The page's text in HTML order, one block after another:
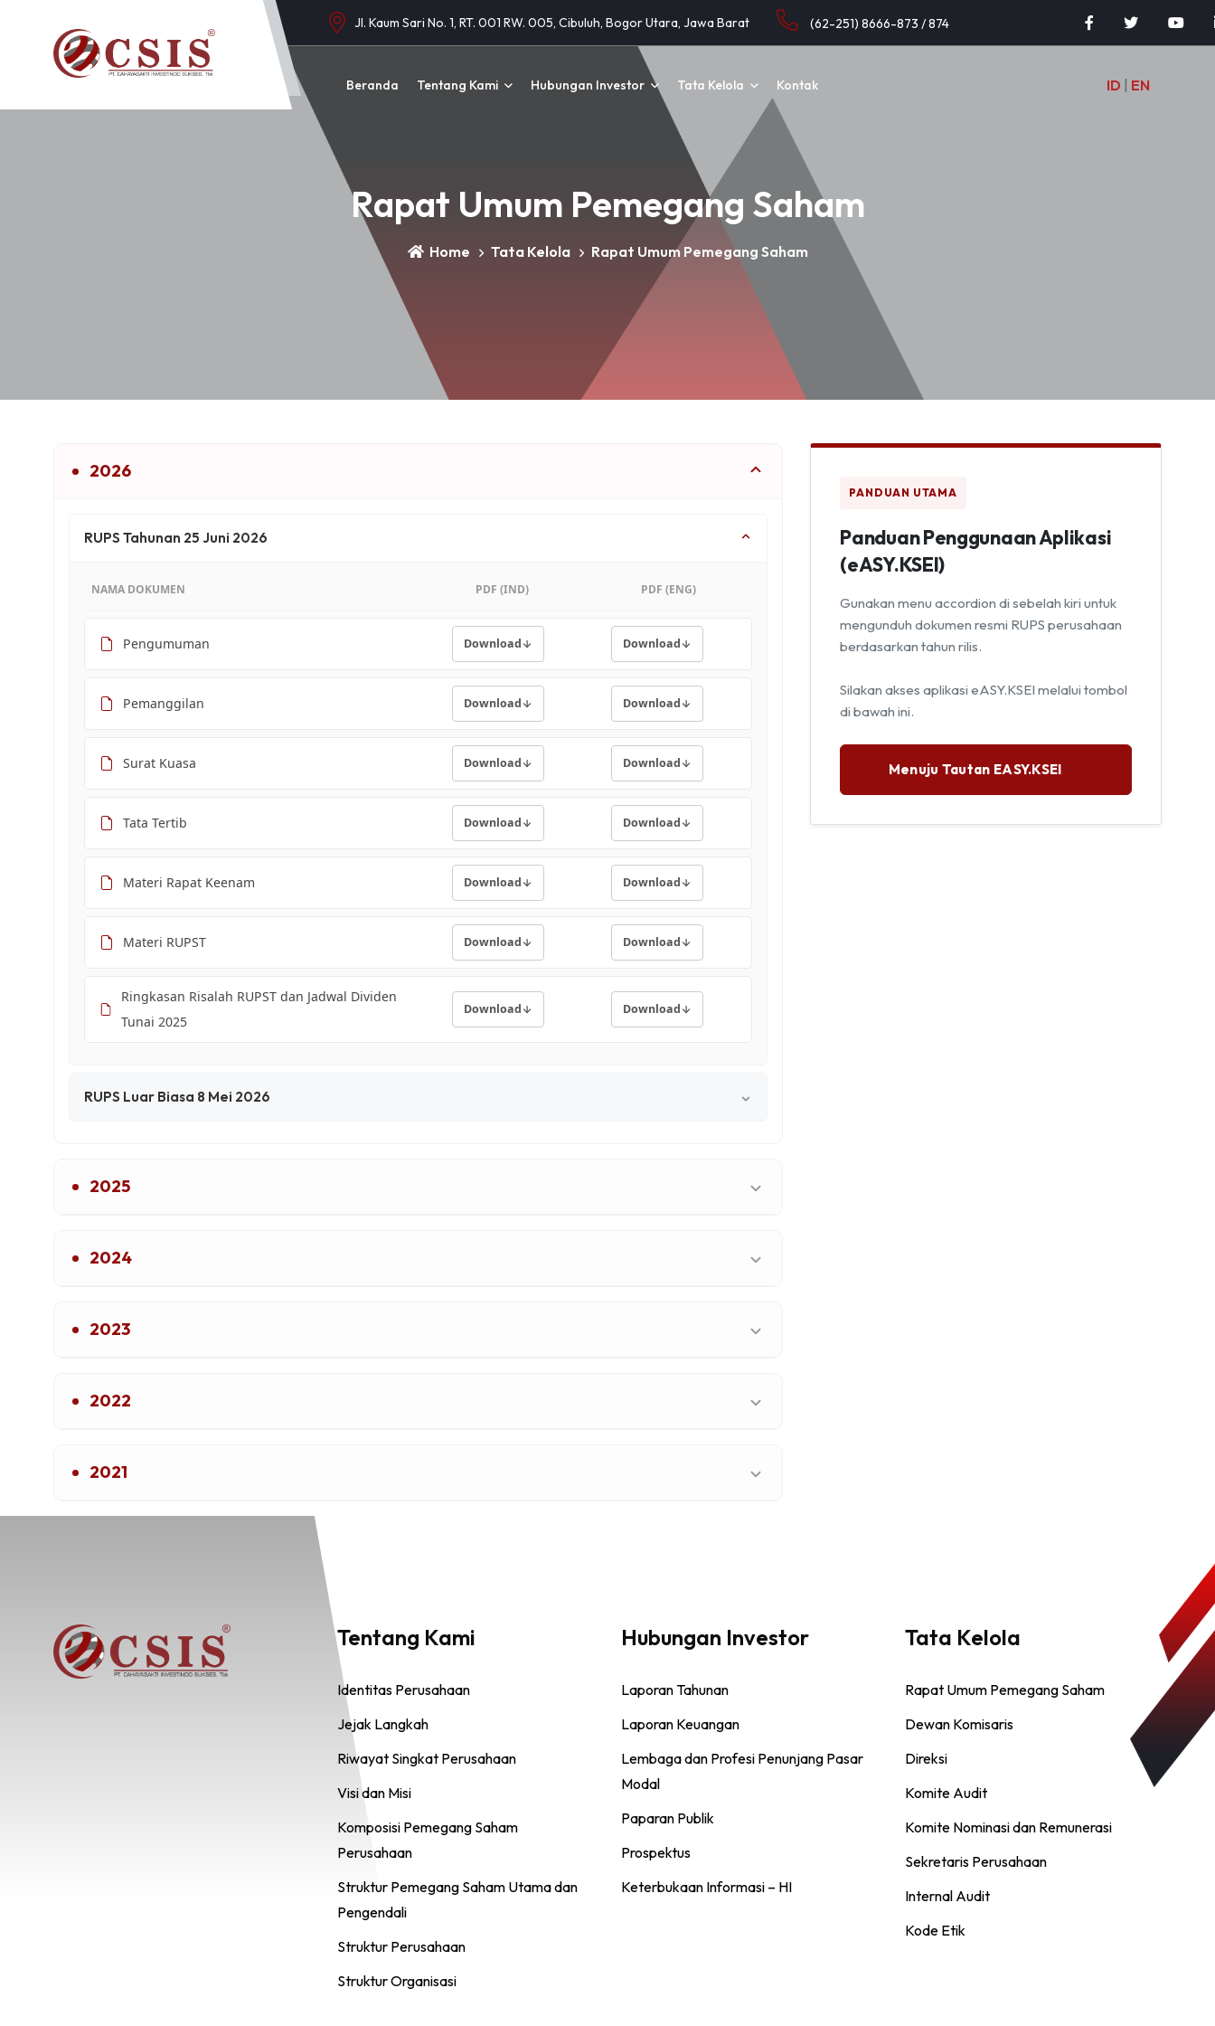
Jl. Kaum Sari No. 1, RT. 001 RW. 005, Cibuluh, Bogor Utara, Jawa Barat (62-251) 8666-873 / 874
Beranda Tentang Kami Hubungan Investor Tata Kelola Kontak ID EN
Rapat Umum Pemegang Saham
Home Tata Kelola Rapat Umum Pemegang Saham
2026
RUPS Tahunan 25 Juni 2026
NAMA DOKUMEN PDF (IND) PDF (ENG)
Pengumuman Download Download
Pemanggilan Download Download
Surat Kuasa Download Download
Tata Tertib Download Download
Materi Rapat Keenam Download Download
Materi RUPST Download Download
Ringkasan Risalah RUPST dan Jadwal Dividen
Tunai 2025
Download Download
RUPS Luar Biasa 8 Mei 2026
2025
2024
2023
2022
2021
PANDUAN UTAMA
Panduan Penggunaan Aplikasi
(eASY.KSEI)
Gunakan menu accordion di sebelah kiri untuk
mengunduh dokumen resmi RUPS perusahaan
berdasarkan tahun rilis.
Silakan akses aplikasi eASY.KSEI melalui tombol
di bawah ini.
Menuju Tautan EASY.KSEI
Tentang Kami
Identitas Perusahaan
Jejak Langkah
Riwayat Singkat Perusahaan
Visi dan Misi
Komposisi Pemegang Saham
Perusahaan
Struktur Pemegang Saham Utama dan
Pengendali
Struktur Perusahaan
Struktur Organisasi
Hubungan Investor
Laporan Tahunan
Laporan Keuangan
Lembaga dan Profesi Penunjang Pasar
Modal
Paparan Publik
Prospektus
Keterbukaan Informasi – HI
Tata Kelola
Rapat Umum Pemegang Saham
Dewan Komisaris
Direksi
Komite Audit
Komite Nominasi dan Remunerasi
Sekretaris Perusahaan
Internal Audit
Kode Etik